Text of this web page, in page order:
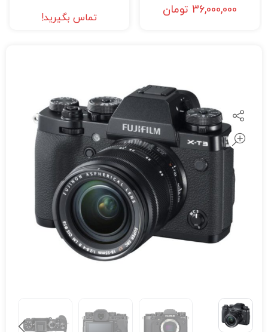
36,000,000 تومان
تماس بگیرید!